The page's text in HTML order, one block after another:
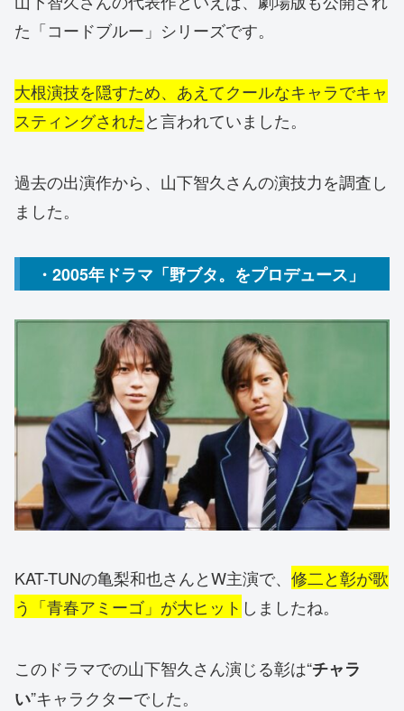
た「コードブルー」シリーズです。
大根演技を隠すため、あえてクールなキャラでキャ
スティングされたと言われていました。
過去の出演作から、山下智久さんの演技力を調査し
ました。
・2005年ドラマ「野ブタ。をプロデュース」
KAT-TUNの亀梨和也さんとW主演で、 修二と彰が歌
う「青春アミーゴ」が大ヒット しましたね。
このドラマでの山下智久さん演じる彰は“チャラ
い”キャラクターでした。